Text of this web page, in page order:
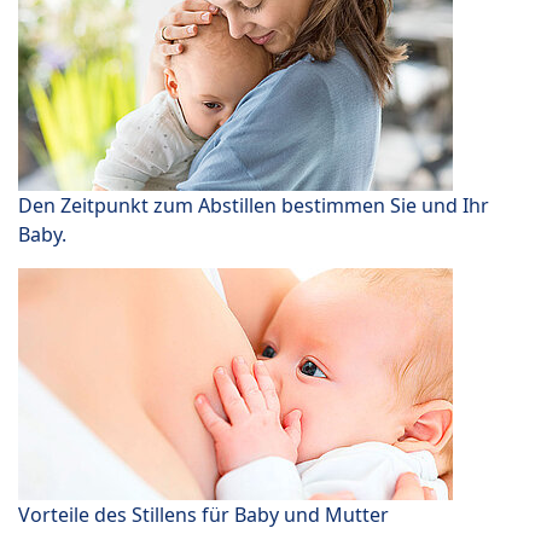
Den Zeitpunkt zum Abstillen bestimmen Sie und Ihr
Baby.
Vorteile des Stillens für Baby und Mutter